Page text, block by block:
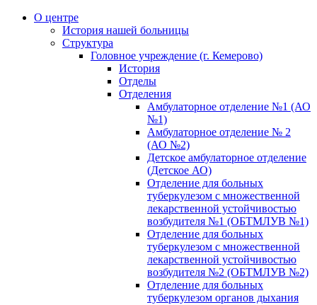
О центре
История нашей больницы
Структура
Головное учреждение (г. Кемерово)
История
Отделы
Отделения
Амбулаторное отделение №1 (АО
№1)
Амбулаторное отделение № 2
(АО №2)
Детское амбулаторное отделение
(Детское АО)
Отделение для больных
туберкулезом с множественной
лекарственной устойчивостью
возбудителя №1 (ОБТМЛУВ №1)
Отделение для больных
туберкулезом с множественной
лекарственной устойчивостью
возбудителя №2 (ОБТМЛУВ №2)
Отделение для больных
туберкулезом органов дыхания